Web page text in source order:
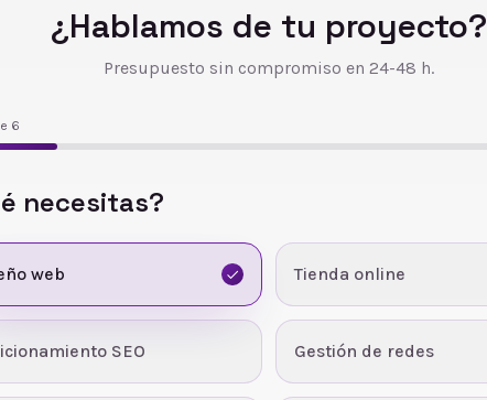
¿Hablamos de tu proyecto?
Presupuesto sin compromiso en 24-48 h.
6
necesitas?
web Tienda online
SEO Gestión de redes